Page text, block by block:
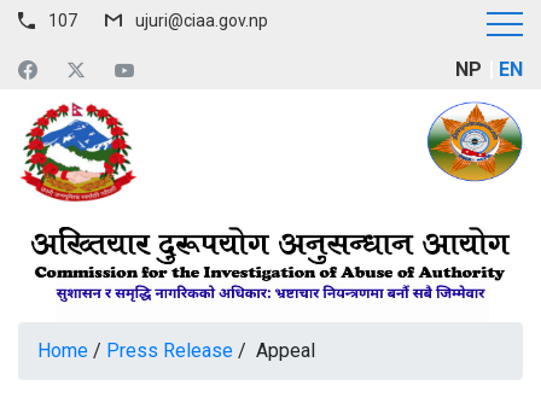
107 ujuri@ciaa.gov.np
NP EN
Home / Press Release / Appeal